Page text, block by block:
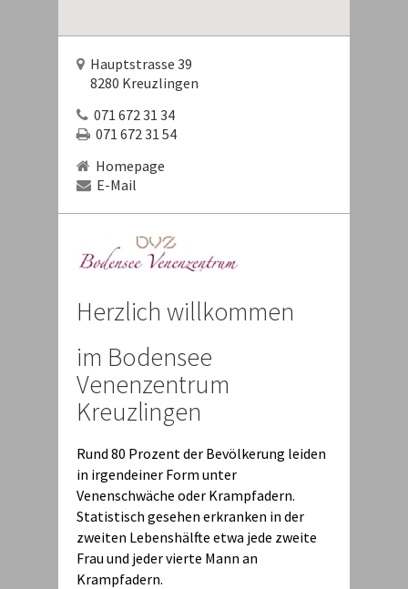
Hauptstrasse 39
8280 Kreuzlingen
071 672 31 34
071 672 31 54
Homepage
E-Mail
Herzlich willkommen
im Bodensee
Venenzentrum
Kreuzlingen
Rund 80 Prozent der Bevölkerung leiden
in irgendeiner Form unter
Venenschwäche oder Krampfadern.
Statistisch gesehen erkranken in der
zweiten Lebenshälfte etwa jede zweite
Frau und jeder vierte Mann an
Krampfadern.